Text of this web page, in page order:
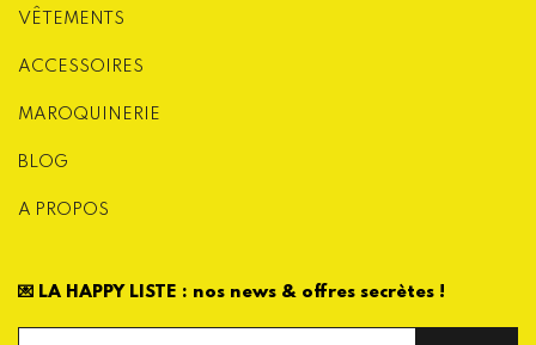
VÊTEMENTS
ACCESSOIRES
MAROQUINERIE
BLOG
A PROPOS
💌 LA HAPPY LISTE : nos news & offres secrètes !